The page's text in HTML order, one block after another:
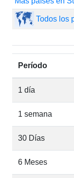
Todos los
Período
1 día
1 semana
30 Días
6 Meses